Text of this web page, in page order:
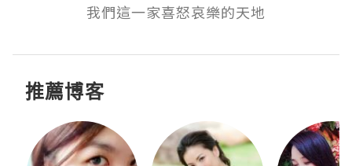
我們這一家喜怒哀樂的天地
推薦博客